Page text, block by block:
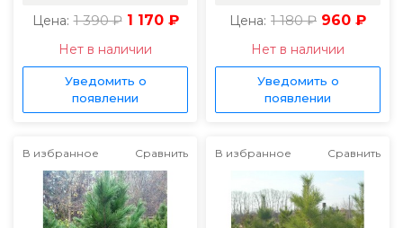
Цена: 1 390 ₽ 1 170 ₽
Нет в наличии
Уведомить о
появлении
Цена: 1 180 ₽ 960 ₽
Нет в наличии
Уведомить о
появлении
В избранное Сравнить В избранное Сравнить